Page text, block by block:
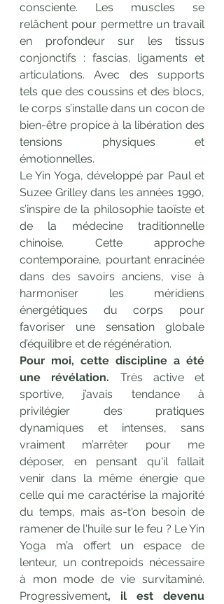
consciente. Les muscles se
relâchent pour permettre un travail
en profondeur sur les tissus
conjonctifs : fascias, ligaments et
articulations. Avec des supports
tels que des coussins et des blocs,
le corps s’installe dans un cocon de
bien-être propice à la libération des
tensions physiques et
émotionnelles.
Le Yin Yoga, développé par Paul et
Suzee Grilley dans les années 1990,
s’inspire de la philosophie taoïste et
de la médecine traditionnelle
chinoise. Cette approche
contemporaine, pourtant enracinée
dans des savoirs anciens, vise à
harmoniser les méridiens
énergétiques du corps pour
favoriser une sensation globale
d’équilibre et de régénération.
Pour moi, cette discipline a été
une révélation. Très active et
sportive, j’avais tendance à
privilégier des pratiques
dynamiques et intenses, sans
vraiment m’arrêter pour me
déposer, en pensant qu'il fallait
venir dans la même énergie que
celle qui me caractérise la majorité
du temps, mais as-t'on besoin de
ramener de l'huile sur le feu ? Le Yin
Yoga m’a offert un espace de
lenteur, un contrepoids nécessaire
à mon mode de vie survitaminé.
Progressivement, il est devenu